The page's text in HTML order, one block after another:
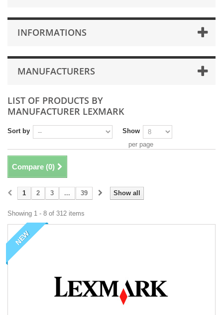
INFORMATIONS
MANUFACTURERS
LIST OF PRODUCTS BY
MANUFACTURER LEXMARK
Sort by
Show
per page
Compare (0)
Show all
1 2 3 ... 39
Showing 1 - 8 of 312 items
NEW